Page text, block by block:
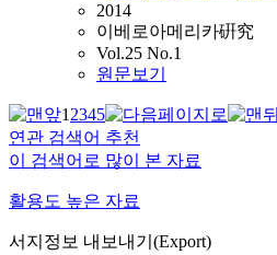
2014
이베로아메리카硏究
Vol.25 No.1
원문보기
12345
연관 검색어 추천
이 검색어로 많이 본 자료
활용도 높은 자료
서지정보 내보내기(Export)